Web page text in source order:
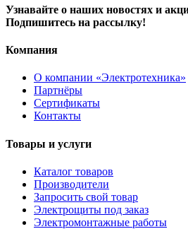
Узнавайте о наших новостях и
Подпишитесь на рассылку!
Компания
О компании «Электротехника»
Партнёры
Сертификаты
Контакты
Товары и услуги
Каталог товаров
Производители
Запросить свой товар
Электрощиты под заказ
Электромонтажные работы